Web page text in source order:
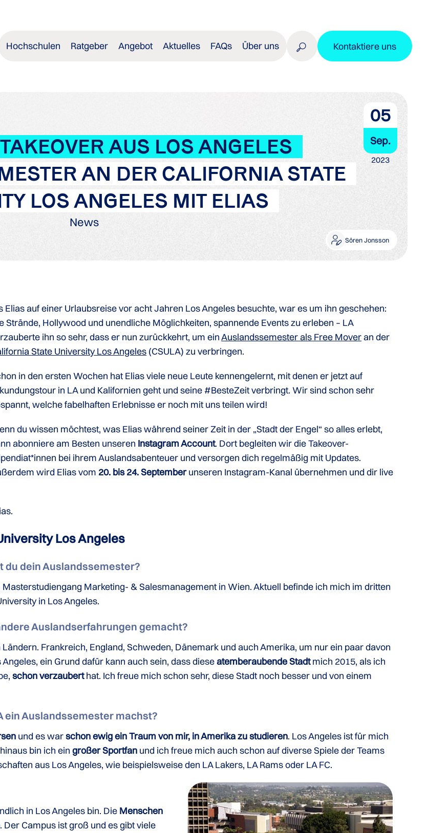
Hochschulen Ratgeber Angebot Aktuelles FAQs Über uns Kontaktiere uns
AUS LOS ANGELES
AN DER CALIFORNIA STATE
LOS ANGELES MIT ELIAS
News
05
Sep.
2023
Sören Jonsson
Elias auf einer Urlaubsreise vor acht Jahren Los Angeles besuchte, war es um ihn geschehen:
Strände, Hollywood und unendliche Möglichkeiten, spannende Events zu erleben – LA
ihn so sehr, dass er nun zurückkehrt, um einAuslandssemester als Free Moveran der
State University Los Angeles (CSULA) zu verbringen.
in den ersten Wochen hat Elias viele neue Leute kennengelernt, mit denen er jetzt auf
in LA und Kalifornien geht und seine #BesteZeit verbringt. Wir sind schon sehr
welche fabelhaften Erlebnisse er noch mit uns teilen wird!
du wissen möchtest, was Elias während seiner Zeit in der „Stadt der Engel“ so alles erlebt,
abonniere am Besten unseren Instagram Account. Dort begleiten wir die Takeover-
bei ihrem Auslandsabenteuer und versorgen dich regelmäßig mit Updates.
wird Elias vom 20. bis 24. Septemberunseren Instagram-Kanal übernehmen und dir live
Los Angeles
du dein Auslandssemester?
Marketing- & Salesmanagement in Wien. Aktuell befinde ich mich im dritten
in Los Angeles.
Auslandserfahrungen gemacht?
Frankreich, England, Schweden, Dänemark und auch Amerika, um nur ein paar davon
ein Grund dafür kann auch sein, dass dieseatemberaubende Stadtmich 2015, als ich
schon verzauberthat. Ich freue mich schon sehr, diese Stadt noch besser und von einem
ein Auslandssemester machst?
und es warschon ewig ein Traum von mir, in Amerika zu studieren. Los Angeles ist für mich
bin ich eingroßer Sportfan und ich freue mich auch schon auf diverse Spiele der Teams
aus Los Angeles, wie beispielsweise den LA Lakers, LA Rams oder LA FC.
in Los Angeles bin. Die Menschen
. Der Campus ist groß und es gibt viele